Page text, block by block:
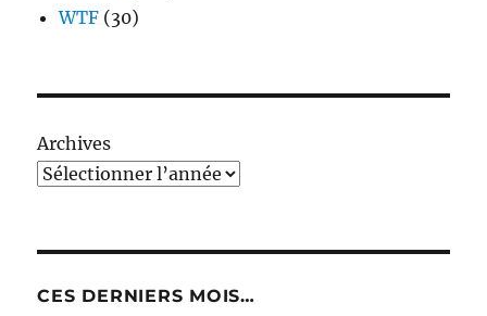
WTF (30)
Archives
CES DERNIERS MOIS…